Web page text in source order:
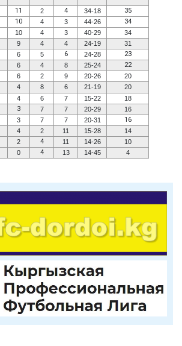
11 2 4 34-18 35
10 4 3 44-26 34
10 4 3 40-29
34
9 4 4 24-19
31
6 5 6 24-28 23
6 4 8 25-24 22
6 2 9 20-26
20
4 8 6 21-19
20
4 6 7 15-22
18
3 7 7 20-29
16
3 7 7 20-31 16
4 2 11 15-28
14
2 4 11 14-26
10
0 4 13 14-45 4